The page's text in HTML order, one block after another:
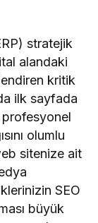
stratejik
alandaki
kritik
ilk sayfada
olumlu
sitenize ait
SEO
büyük